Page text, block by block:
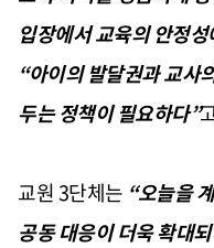
입장에서 교육의 안정
“아이의 발달권과 교사
두는 정책이 필요하다”
교원3단체는 “오늘을
공동 대응이 더욱 확대